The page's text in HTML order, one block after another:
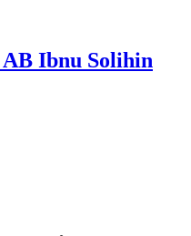
Ibnu Solihin